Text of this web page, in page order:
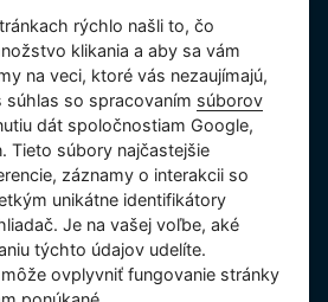
cookies
rýchlo našli to, čo
klikania a aby sa vám
na veci, ktoré vás nezaujímajú,
súhlas so spracovaním súborov
dát spoločnostiam Google,
Tieto súbory najčastejšie
záznamy o interakcii so
unikátne identifikátory
Je na vašej voľbe, aké
týchto údajov udelíte.
ovplyvniť fungovanie stránky